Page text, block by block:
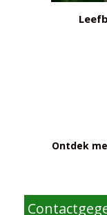
Ontdek